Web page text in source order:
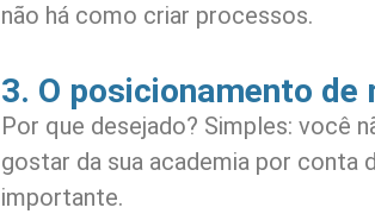
não há como criar processos.
3. O posicionamento de
Por que desejado? Simples: você
gostar da sua academia por conta
importante.